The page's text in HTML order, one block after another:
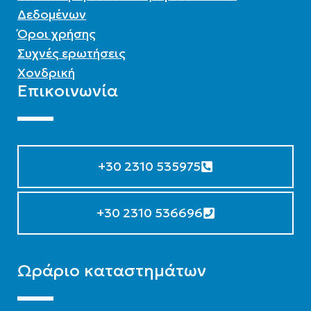
Δεδομένων
Όροι χρήσης
Συχνές ερωτήσεις
Χονδρική
Επικοινωνία
+30 2310 535975
+30 2310 536696
Ωράριο καταστημάτων